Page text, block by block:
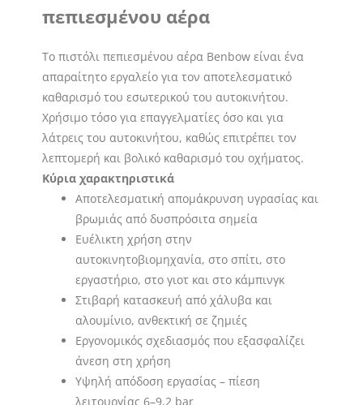
πεπιεσμένου αέρα
Το πιστόλι πεπιεσμένου αέρα Benbow είναι ένα
απαραίτητο εργαλείο για τον αποτελεσματικό
καθαρισμό του εσωτερικού του αυτοκινήτου.
Χρήσιμο τόσο για επαγγελματίες όσο και για
λάτρεις του αυτοκινήτου, καθώς επιτρέπει τον
λεπτομερή και βολικό καθαρισμό του οχήματος.
Κύρια χαρακτηριστικά
Αποτελεσματική απομάκρυνση υγρασίας και
βρωμιάς από δυσπρόσιτα σημεία
Ευέλικτη χρήση στην
αυτοκινητοβιομηχανία, στο σπίτι, στο
εργαστήριο, στο γιοτ και στο κάμπινγκ
Στιβαρή κατασκευή από χάλυβα και
αλουμίνιο, ανθεκτική σε ζημιές
Εργονομικός σχεδιασμός που εξασφαλίζει
άνεση στη χρήση
Υψηλή απόδοση εργασίας – πίεση
λειτουργίας 6–9,2 bar